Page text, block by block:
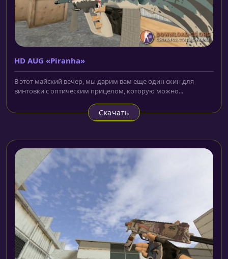
HD AUG «Piranha»
В этот майский вечер, мы дарим вам еще один скин для
винтовки с оптическим прицелом, которую можно...
Скачать